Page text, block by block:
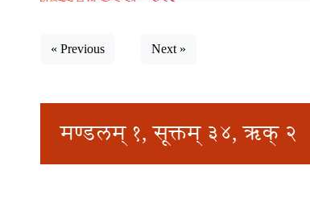
« Previous Next »
मण्डलम् १, सूक्तम् ३४, ऋक् २